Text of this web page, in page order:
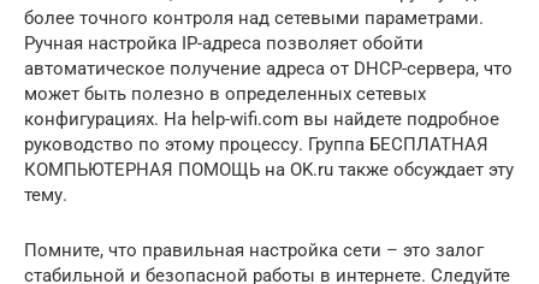
более точного контроля над сетевыми параметрами.
Ручная настройка IP-адреса позволяет обойти
автоматическое получение адреса от DHCP-сервера, что
может быть полезно в определенных сетевых
конфигурациях. На help-wifi.com вы найдете подробное
руководство по этому процессу. Группа БЕСПЛАТНАЯ
КОМПЬЮТЕРНАЯ ПОМОЩЬ на OK.ru также обсуждает эту
тему.
Помните, что правильная настройка сети – это залог
стабильной и безопасной работы в интернете. Следуйте